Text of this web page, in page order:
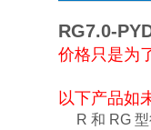
RG7.0-
价格只是为
以下产品如
R 和 RG